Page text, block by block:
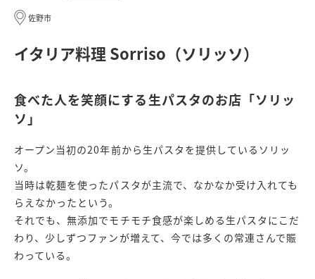
イタリア料理 Sorriso（ソリッソ）
佐野市
食べた人を笑顔にする生パスタのお店「ソリッ
ソ」
オープン当初の20年前から生パスタを提供しているソリッ
ソ。
当時は乾麺を使ったパスタが主流で、なかなか受け入れても
らえなかったという。
それでも、無添加でモチモチ食感が楽しめる生パスタにこだ
わり、少しずつファンが増えて、今では多くの常連さんで賑
わっている。